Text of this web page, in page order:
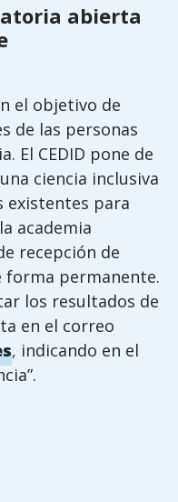
abierta
el objetivo de
de las personas
El CEDID pone de
ciencia inclusiva
existentes para
academia
recepción de
permanente.
los resultados de
en el correo
, indicando en el